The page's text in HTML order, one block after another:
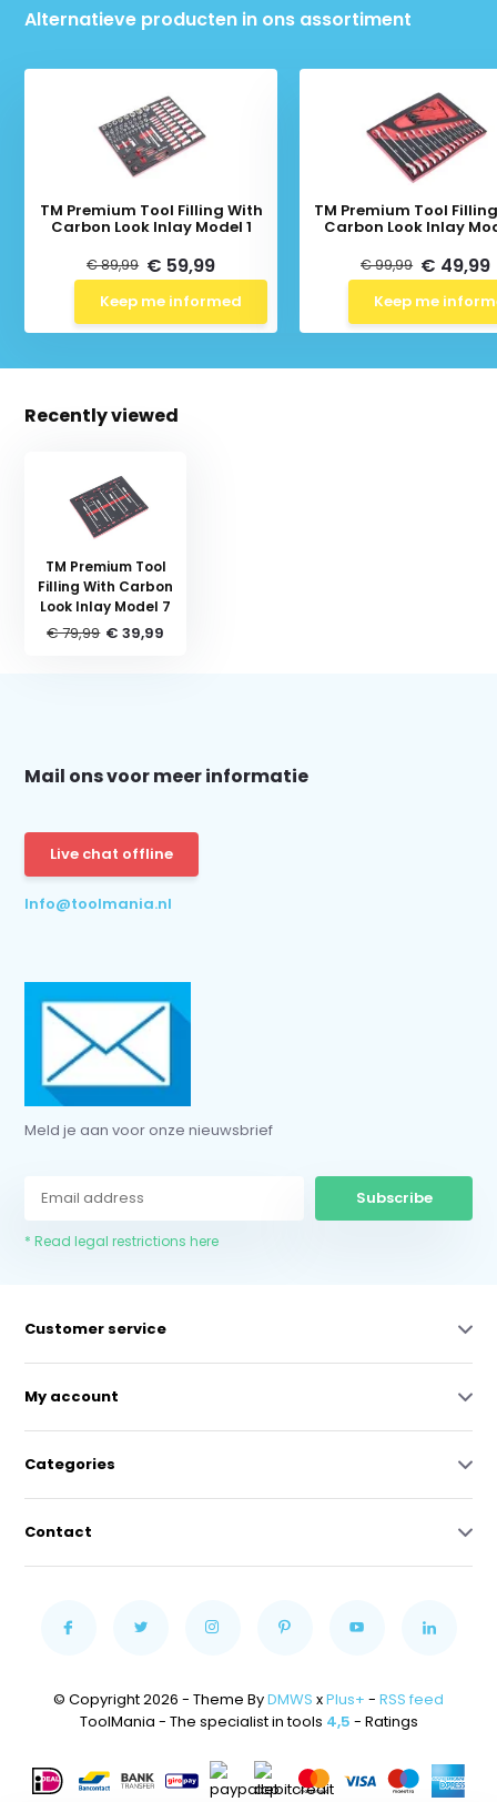
Alternatieve producten in ons assortiment
TM Premium Tool Filling With
Carbon Look Inlay Model 1
€ 89,99 € 59,99
Keep me informed
TM Premium Tool
Carbon Look Inlay
€ 99,99 € 49,99
Keep me
Recently viewed
TM Premium Tool
Filling With Carbon
Look Inlay Model 7
€ 79,99 € 39,99
Mail ons voor meer informatie
Live chat offline
Info@toolmania.nl
Meld je aan voor onze nieuwsbrief
Subscribe
* Read legal restrictions here
Customer service
My account
Categories
Contact
© Copyright 2026 - Theme ByDMWS xPlus+ - RSS feed
ToolMania - The specialist in tools 4,5 - Ratings
Schrijf je in voor onze nieuwsbrief:
* Read legal restrictions here